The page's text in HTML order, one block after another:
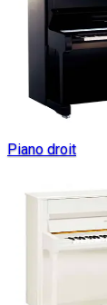
Piano droit